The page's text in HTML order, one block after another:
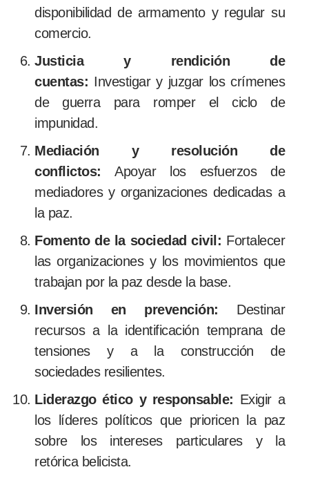
disponibilidad de armamento y regular su
comercio.
Justicia y rendición de
cuentas: Investigar y juzgar los crímenes
de guerra para romper el ciclo de
impunidad.
Mediación y resolución de
conflictos: Apoyar los esfuerzos de
mediadores y organizaciones dedicadas a
la paz.
Fomento de la sociedad civil: Fortalecer
las organizaciones y los movimientos que
trabajan por la paz desde la base.
Inversión en prevención: Destinar
recursos a la identificación temprana de
tensiones y a la construcción de
sociedades resilientes.
Liderazgo ético y responsable: Exigir a
los líderes políticos que prioricen la paz
sobre los intereses particulares y la
retórica belicista.